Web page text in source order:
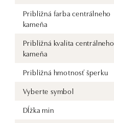
Približná farba centrálneho
kameňa
Približná kvalita centrálneho
kameňa
Približná hmotnosť šperku
Vyberte symbol
Dĺžka min